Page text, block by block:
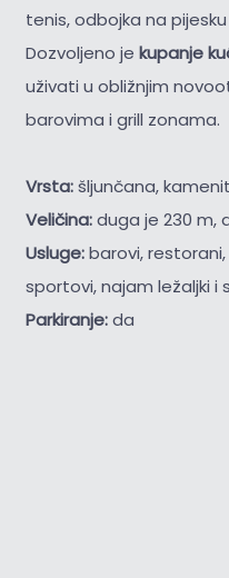
tenis, odbojka na
Dozvoljeno je kupanje
uživati u obližnjim
barovima i grill zonama.
Vrsta:šljunčana,
Veličina:duga je 230 m,
Usluge:barovi,
sportovi, najam ležaljki i
Parkiranje:da